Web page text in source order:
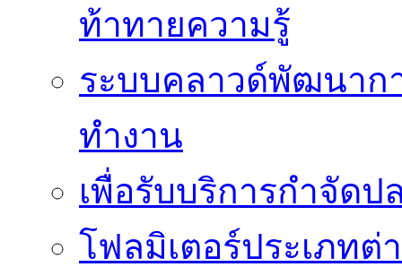
ท้าทายความรู้
ระบบคลาวด์พัฒนาก
ทำงาน
เพื่อรับบริการกำจัด
โฟลมิเตอร์ประเภทต่